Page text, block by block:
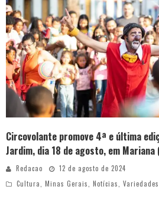
Circovolante promove 4ª e última
Jardim, dia 18 de agosto, em Mariana
Redacao
12 de agosto de 2024
Cultura, Minas Gerais, Notícias, Variedades